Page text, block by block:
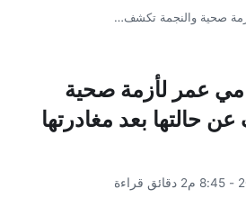
صحية والنجمة تكشف…
عمر لأزمة صحية
حالتها بعد مغادرتها
2 دقائق قراءة